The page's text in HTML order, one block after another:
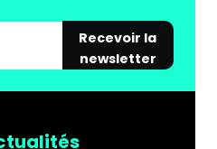
Recevoir la
newsletter